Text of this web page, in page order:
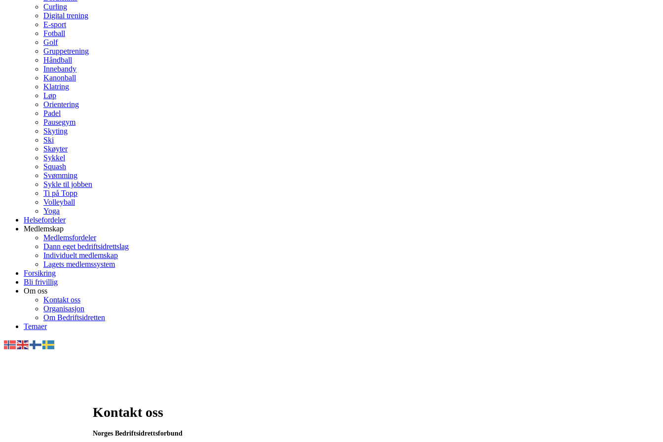
Curling
Digital trening
E-sport
Fotball
Golf
Gruppetrening
Håndball
Innebandy
Kanonball
Klatring
Løp
Orientering
Padel
Pausegym
Skyting
Ski
Skøyter
Sykkel
Squash
Svømming
Sykle til jobben
Ti på Topp
Volleyball
Yoga
Helsefordeler
Medlemskap
Medlemsfordeler
Dann eget bedriftsidrettslag
Individuelt medlemskap
Lagets medlemssystem
Forsikring
Bli frivillig
Om oss
Kontakt oss
Organisasjon
Om Bedriftsidretten
Temaer
Kontakt oss
Norges Bedriftsidrettsforbund